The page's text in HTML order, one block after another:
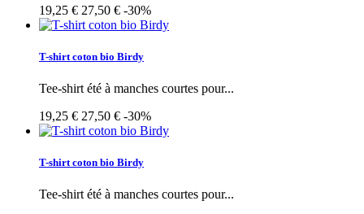
19,25 € 27,50 € -30%
T-shirt coton bio Birdy
Tee-shirt été à manches courtes pour...
19,25 € 27,50 € -30%
T-shirt coton bio Birdy
Tee-shirt été à manches courtes pour...